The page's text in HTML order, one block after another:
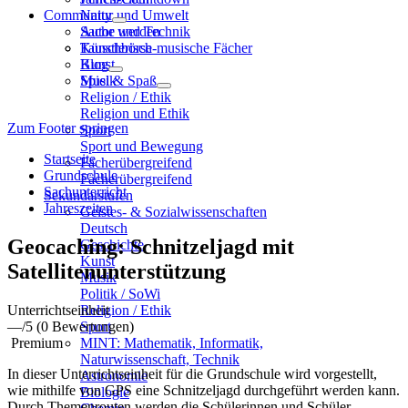
Natur und Umwelt
Sache und Technik
Künstlerisch-musische Fächer
Kunst
Musik
Religion / Ethik
Religion und Ethik
Sport
Sport und Bewegung
Fächerübergreifend
Fächerübergreifend
Sekundarstufen
Geistes- & Sozialwissenschaften
Deutsch
Geschichte
Kunst
Musik
Politik / SoWi
Religion / Ethik
Sport
MINT: Mathematik, Informatik,
Naturwissenschaft, Technik
Astronomie
Biologie
Community
Autor werden
Tauschbörse
Blog
Spiel & Spaß
Zum Footer springen
Startseite
Grundschule
Sachunterricht
Jahreszeiten
Geocaching: Schnitzeljagd mit
Satellitenunterstützung
Unterrichtseinheit
—/5 (0 Bewertungen)
Premium
In dieser Unterrichtseinheit für die Grundschule wird vorgestellt,
wie mithilfe von GPS eine Schnitzeljagd durchgeführt werden kann.